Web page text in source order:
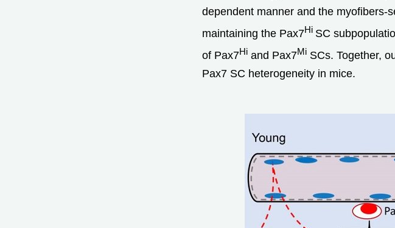
dependent manner and the myofibers-
maintaining the Pax7Hi SC
of Pax7Hi and Pax7Mi SCs. Together,
Pax7 SC heterogeneity in mice.